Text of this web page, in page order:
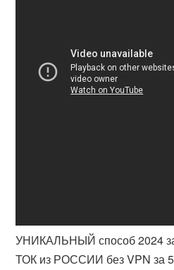
УНИКАЛЬНЫЙ способ 2024
ТОК из РОССИИ без VPN за